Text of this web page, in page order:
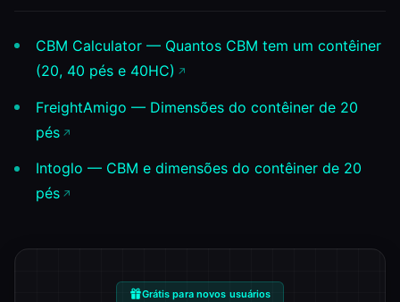
CBM Calculator — Quantos CBM tem um contêiner
(20, 40 pés e 40HC)
FreightAmigo — Dimensões do contêiner de 20
pés
Intoglo — CBM e dimensões do contêiner de 20
pés
Grátis para novos usuários